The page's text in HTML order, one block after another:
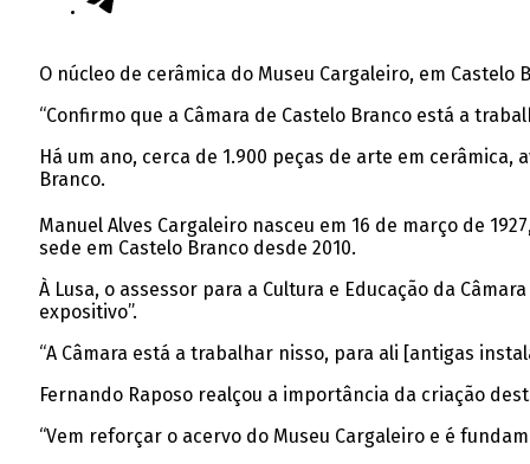
O núcleo de cerâmica do Museu Cargaleiro, em
“Confirmo que a Câmara de Castelo Branco está a
Há um ano, cerca de 1.900 peças de arte em
Branco.
Manuel Alves Cargaleiro nasceu em 16 de março de
sede em Castelo Branco desde 2010.
À Lusa, o assessor para a Cultura e Educação da
expositivo”.
“A Câmara está a trabalhar nisso, para ali [antigas
Fernando Raposo realçou a importância da criação
“Vem reforçar o acervo do Museu Cargaleiro e é